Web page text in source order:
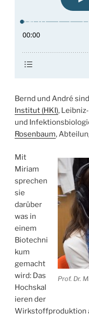
Bernd und André
Institut (HKI),
und
Rosenbaum,
Prof. Dr.
Mit
Miriam
sprechen
sie
darüber
was in
einem
Biotechni
kum
gemacht
wird: Das
Hochskal
ieren der
Wirkstoffproduktion